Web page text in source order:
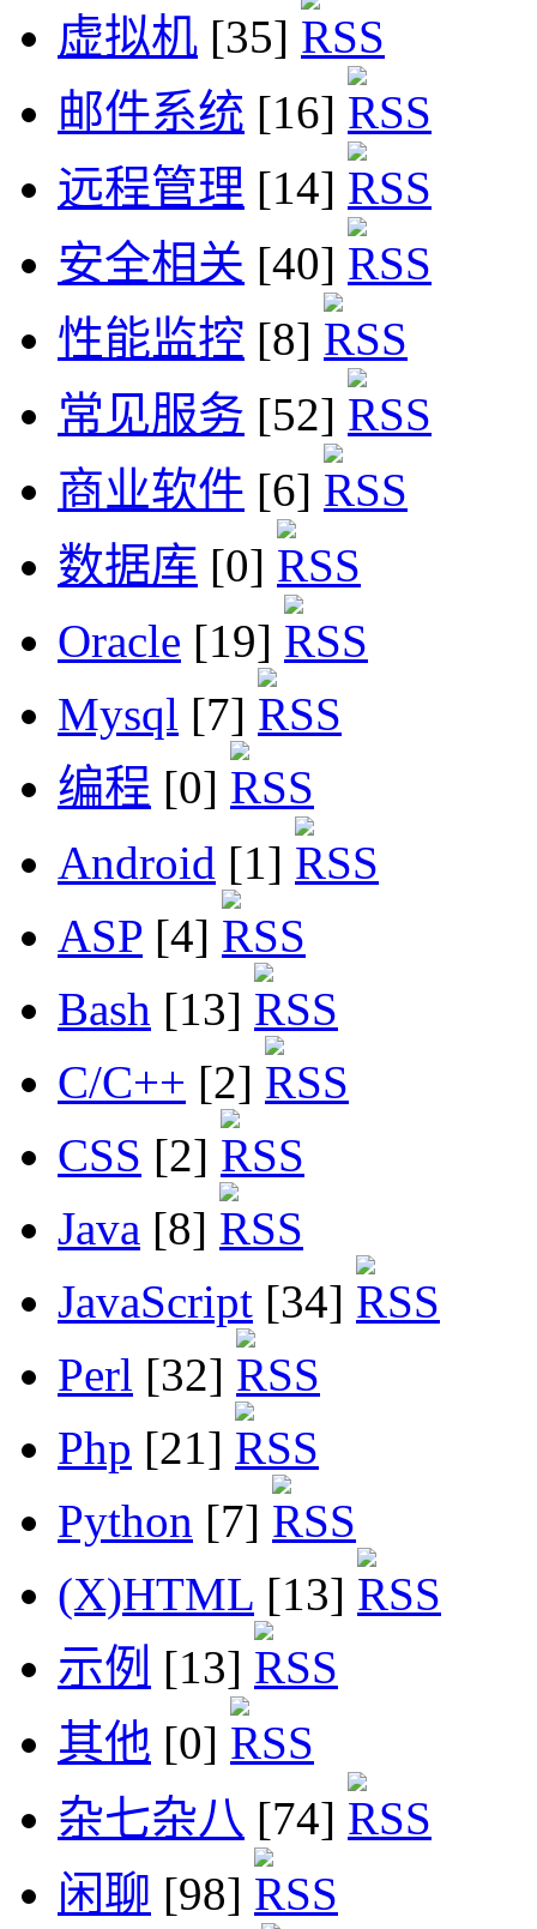
虚拟机 [35]
邮件系统 [16]
远程管理 [14]
安全相关 [40]
性能监控 [8]
常见服务 [52]
商业软件 [6]
数据库 [0]
Oracle [19]
Mysql [7]
编程 [0]
Android [1]
ASP [4]
Bash [13]
C/C++ [2]
CSS [2]
Java [8]
JavaScript [34]
Perl [32]
Php [21]
Python [7]
(X)HTML [13]
示例 [13]
其他 [0]
杂七杂八 [74]
闲聊 [98]